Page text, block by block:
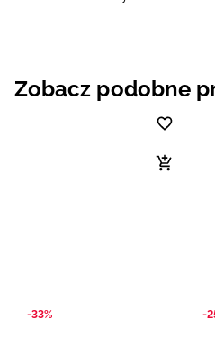
Zobacz podobne
-33% -